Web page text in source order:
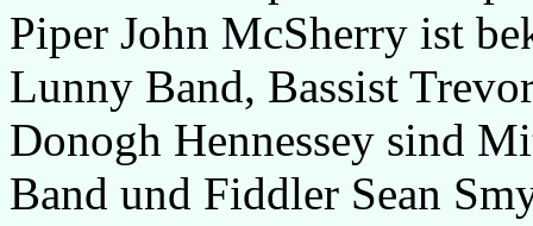
Piper John McSherry ist
Lunny Band, Bassist
Donogh Hennessey sind
Band und Fiddler Sean